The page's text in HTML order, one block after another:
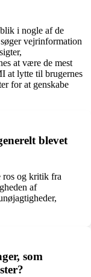
i nogle af de
vejrinformation
at være de mest
at lytte til brugernes
for at genskabe
blevet
ros og kritik fra
af
som